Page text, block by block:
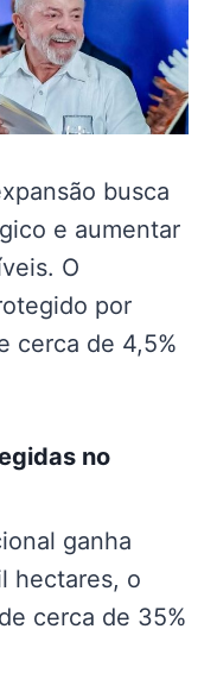
busca
e aumentar
O
por
cerca de 4,5%
no
ganha
hectares, o
cerca de 35%